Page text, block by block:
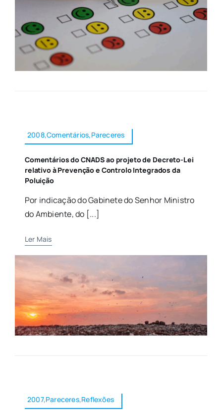
2008,Comentários,Pareceres
Comentários do CNADS ao projeto de Decreto-Lei
relativo à Prevenção e Controlo Integrados da
Poluição
Por indicação do Gabinete do Senhor Ministro
do Ambiente, do [...]
Ler Mais
2007,Pareceres,Reflexões